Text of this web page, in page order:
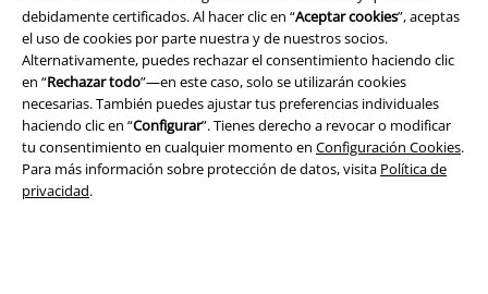
debidamente certificados. Al hacer clic en “Aceptar cookies”, aceptas
el uso de cookies por parte nuestra y de nuestros socios.
Alternativamente, puedes rechazar el consentimiento haciendo clic
en “Rechazar todo”—en este caso, solo se utilizarán cookies
necesarias. También puedes ajustar tus preferencias individuales
haciendo clic en “Configurar”. Tienes derecho a revocar o modificar
tu consentimiento en cualquier momento en Configuración Cookies.
Para más información sobre protección de datos, visita Política de
privacidad.
Legal
Términos y Condiciones
Aviso Legal
Ley protección de datos